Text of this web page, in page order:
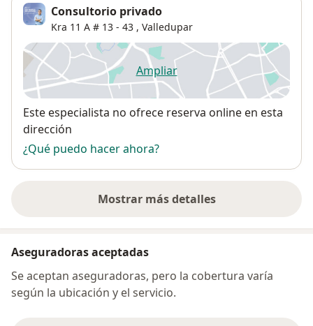
Consultorio privado
Kra 11 A # 13 - 43 , Valledupar
Ampliarse abre en una nueva
Disponibilidad
Este especialista no ofrece reserva online en esta
dirección
¿Qué puedo hacer ahora?
Mostrar más detalles
sobre la dirección
Aseguradoras aceptadas
Se aceptan aseguradoras, pero la cobertura varía
según la ubicación y el servicio.